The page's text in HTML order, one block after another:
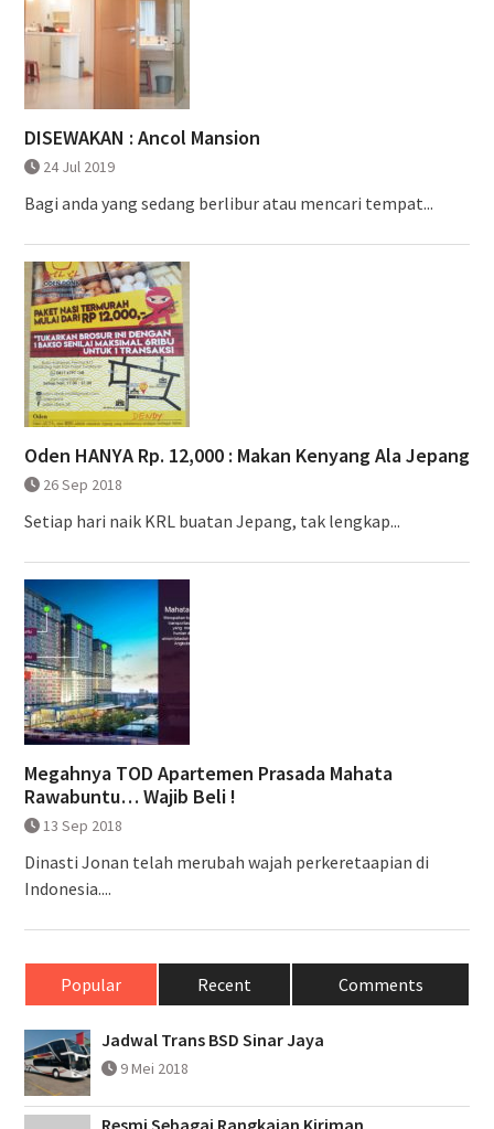
DISEWAKAN : Ancol Mansion
24 Jul 2019
Bagi anda yang sedang berlibur atau mencari tempat...
Oden HANYA Rp. 12,000 : Makan Kenyang Ala Jepang
26 Sep 2018
Setiap hari naik KRL buatan Jepang, tak lengkap...
Megahnya TOD Apartemen Prasada Mahata
Rawabuntu… Wajib Beli !
13 Sep 2018
Dinasti Jonan telah merubah wajah perkeretaapian di
Indonesia....
Popular Recent Comments
Jadwal Trans BSD Sinar Jaya
9 Mei 2018